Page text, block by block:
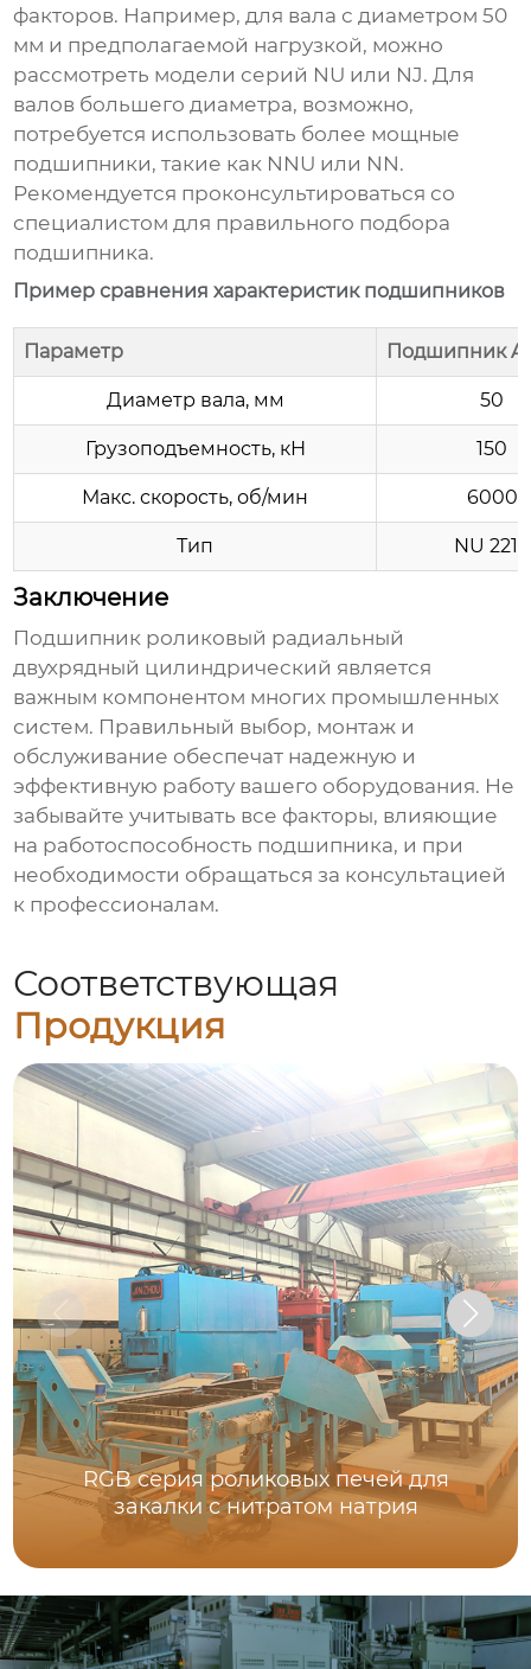
факторов. Например, для вала с диаметром 50
мм и предполагаемой нагрузкой, можно
рассмотреть модели серий NU или NJ. Для
валов большего диаметра, возможно,
потребуется использовать более мощные
подшипники, такие как NNU или NN.
Рекомендуется проконсультироваться со
специалистом для правильного подбора
подшипника.
Пример сравнения характеристик подшипников
Параметр Подшипник A
Диаметр вала, мм 50
Грузоподъемность, кН 150
Макс. скорость, об/мин 6000
Тип NU 2210
Заключение
Подшипник роликовый радиальный
двухрядный цилиндрический является
важным компонентом многих промышленных
систем. Правильный выбор, монтаж и
обслуживание обеспечат надежную и
эффективную работу вашего оборудования. Не
забывайте учитывать все факторы, влияющие
на работоспособность подшипника, и при
необходимости обращаться за консультацией
к профессионалам.
Соответствующая
Продукция
RGB серия роликовых печей для
закалки с нитратом натрия